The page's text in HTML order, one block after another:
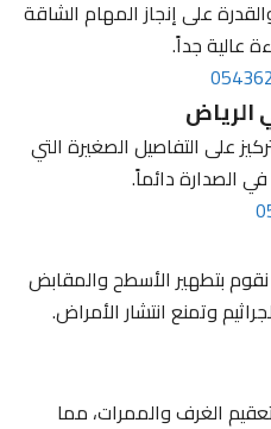
على إنجاز المهام الشاقة
جداً.
على التفاصيل الصغيرة التي
دائماً.
بتطهير الأسطح والمقابض
وتمنع انتشار الأمراض.
الغرف والممرات، مما